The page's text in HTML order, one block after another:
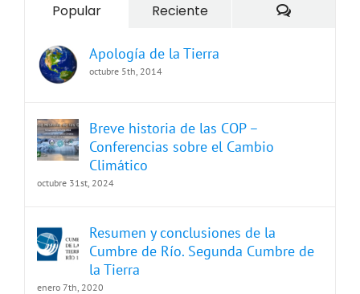
Popular Reciente
Apología de la Tierra
octubre 5th, 2014
Breve historia de las COP –
Conferencias sobre el Cambio
Climático
octubre 31st, 2024
Resumen y conclusiones de la
Cumbre de Río. Segunda Cumbre de
la Tierra
enero 7th, 2020